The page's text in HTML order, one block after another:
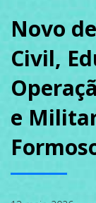
SOBRE
NOTÍCIAS
PODCAST
Novo
Civil,
e